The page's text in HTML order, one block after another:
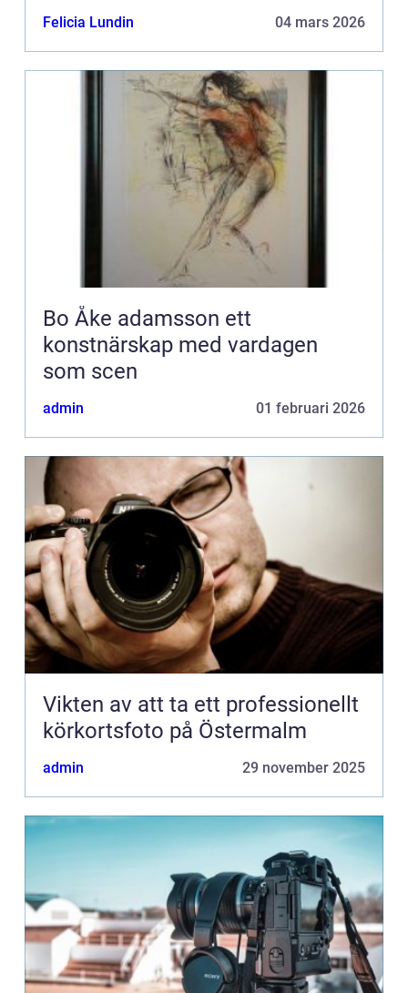
Felicia Lundin 04 mars 2026
Bo Åke adamsson ett
konstnärskap med vardagen
som scen
admin 01 februari 2026
Vikten av att ta ett professionellt
körkortsfoto på Östermalm
admin 29 november 2025